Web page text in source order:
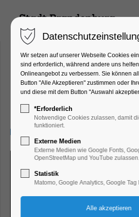
Sonderausstellung
Safari
Ausstellung
Wir setzen auf unserer Webseite Cookies
sind erforderlich, während andere uns
Onlineangebot zu verbessern. Sie können
Button "Alle Akzeptieren" zustimmen oder
und diese mit dem Button "Auswahl
*Erforderlich
Notwendige Cookies zulassen, damit
funktioniert.
Externe Medien
Externe Medien wie Google Fonts,
OpenStreetMap und YouTube zulassen.
Statistik
Matomo, Google Analytics, Google